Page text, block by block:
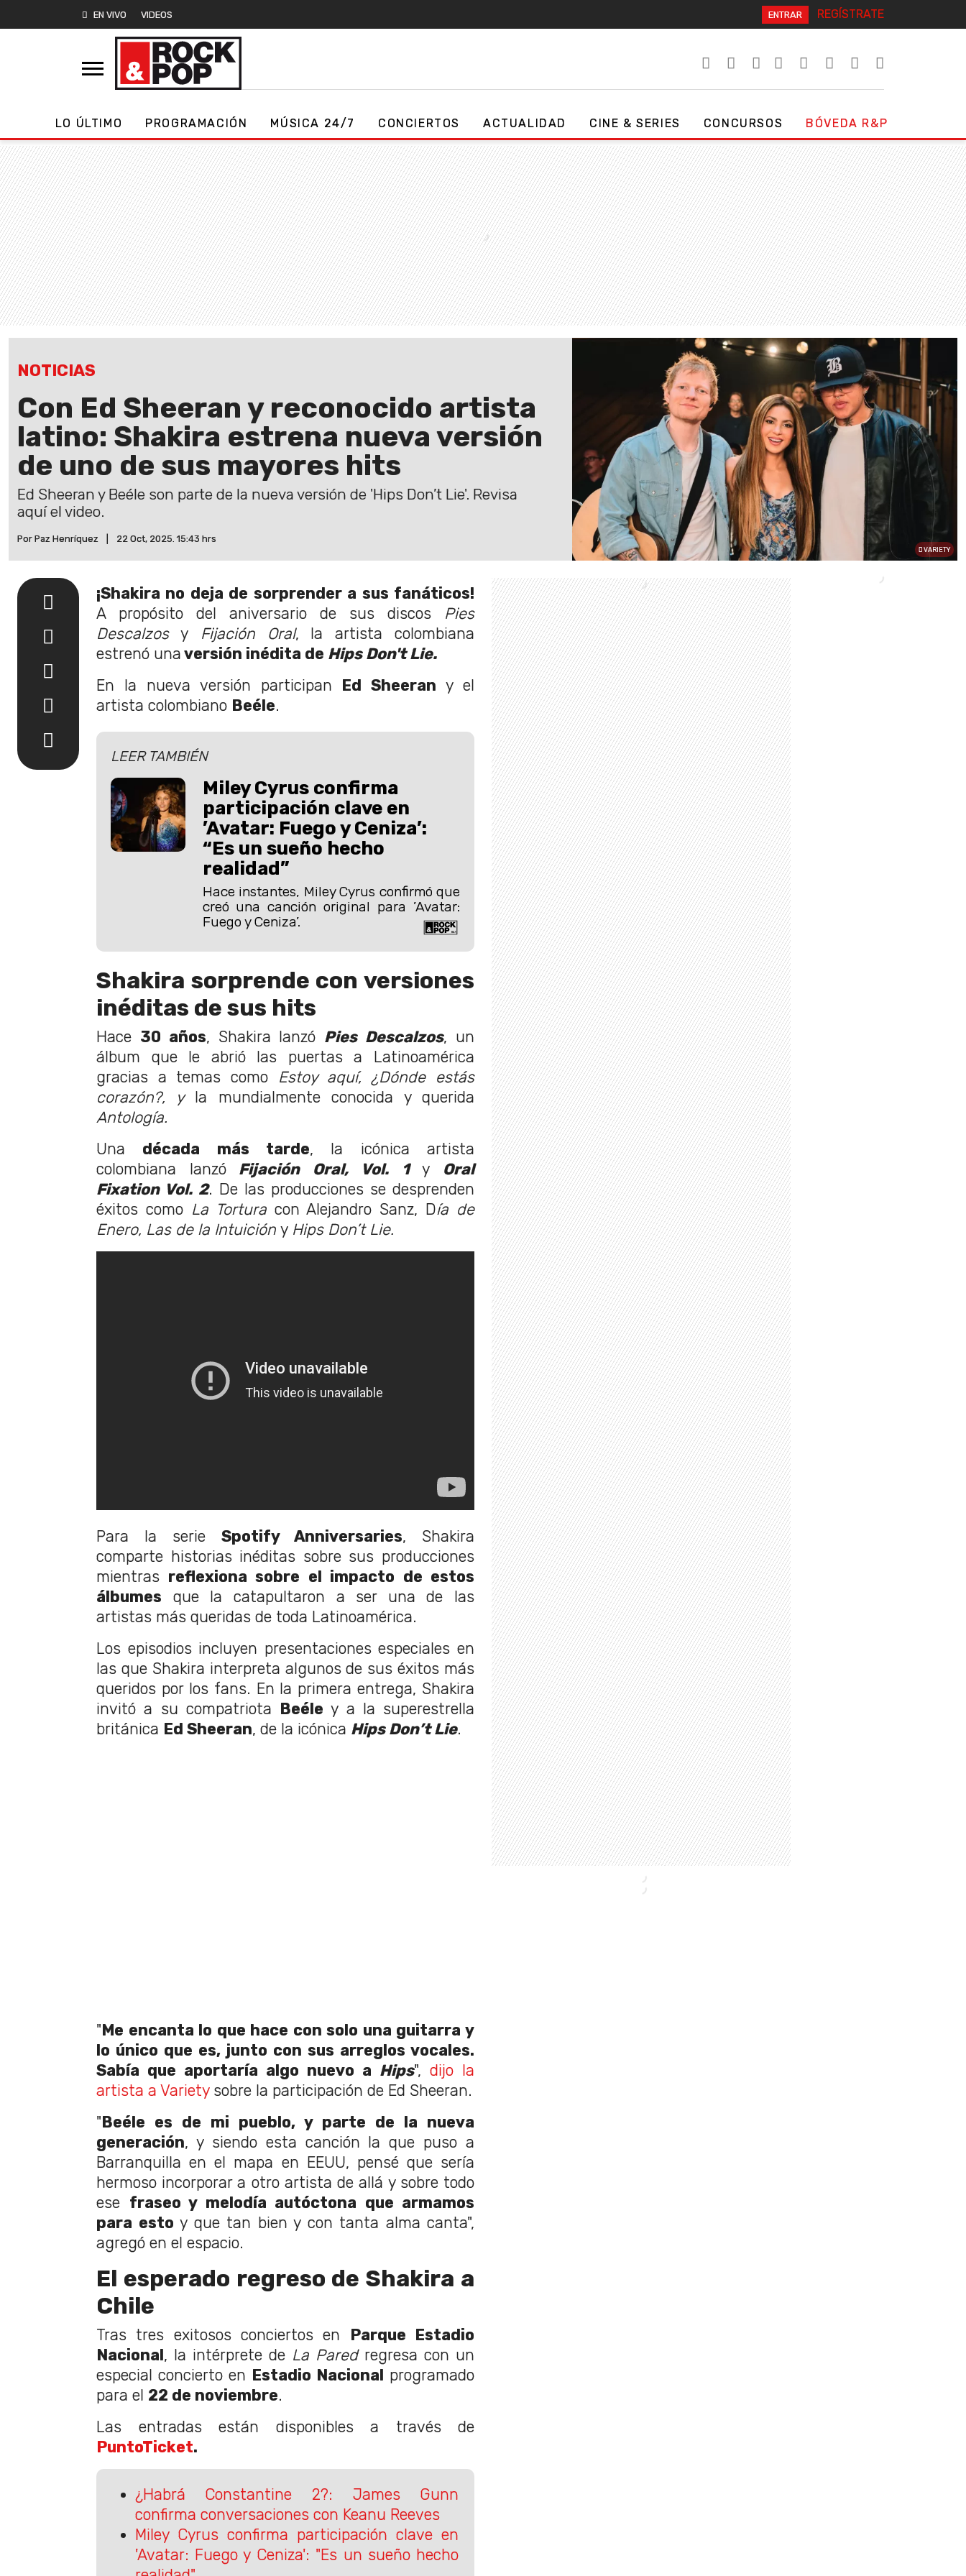
EN VIVO VIDEOS ENTRAR REGÍSTRATE
LO ÚLTIMO PROGRAMACIÓN MÚSICA 24/7 CONCIERTOS ACTUALIDAD CINE & SERIES CONCURSOS BÓVEDA R&P
NOTICIAS
Con Ed Sheeran y reconocido artista
latino: Shakira estrena nueva versión
de uno de sus mayores hits
Ed Sheeran y Beéle son parte de la nueva versión de 'Hips Don’t Lie'. Revisa
aquí el video.
Por Paz Henríquez 22 Oct, 2025. 15:43 hrs
VARIETY
¡Shakira no deja de sorprender a sus fanáticos!
A propósito del aniversario de sus discos Pies
DescalzosyFijación Oral, la artista colombiana
estrenó una versión inédita de Hips Don't Lie.
En la nueva versión participan Ed Sheeran y el
artista colombiano Beéle.
LEER TAMBIÉN
Miley Cyrus confirma
participación clave en
’Avatar: Fuego y Ceniza’:
“Es un sueño hecho
realidad”
Hace instantes, Miley Cyrus confirmó que
creó una canción original para ’Avatar:
Fuego y Ceniza’.
Shakira sorprende con versiones
inéditas de sus hits
Hace 30 años, Shakira lanzó Pies Descalzos, un
álbum que le abrió las puertas a Latinoamérica
gracias a temas como Estoy aquí, ¿Dónde estás
corazón?, yla mundialmente conocida y querida
Antología.
Una década más tarde, la icónica artista
colombiana lanzóFijación Oral, Vol. 1 y Oral
Fixation Vol. 2. De las producciones se desprenden
éxitos como La Torturacon Alejandro Sanz, Día de
Enero, Las de la Intuición y Hips Don’t Lie.
Para la serie Spotify Anniversaries, Shakira
comparte historias inéditas sobre sus producciones
mientras reflexiona sobre el impacto de estos
álbumes que la catapultaron a ser una de las
artistas más queridas de toda Latinoamérica.
Los episodios incluyen presentaciones especiales en
las que Shakira interpreta algunos de sus éxitos más
queridos por los fans. En la primera entrega, Shakira
invitó a su compatriota Beéle y a la superestrella
británica Ed Sheeran, de la icónica Hips Don’t Lie.
"Me encanta lo que hace con solo una guitarra y
lo único que es, junto con sus arreglos vocales.
Sabía que aportaría algo nuevo a Hips", dijo la
artista a Varietysobre la participación de Ed Sheeran.
"Beéle es de mi pueblo, y parte de la nueva
generación, y siendo esta canción la que puso a
Barranquilla en el mapa en EEUU, pensé que sería
hermoso incorporar a otro artista de allá y sobre todo
ese fraseo y melodía autóctona que armamos
para esto y que tan bien y con tanta alma canta",
agregó en el espacio.
El esperado regreso de Shakira a
Chile
Tras tres exitosos conciertos en Parque Estadio
Nacional, la intérprete de La Paredregresa con un
especial concierto en Estadio Nacional programado
para el 22 de noviembre.
Las entradas están disponibles a través de
PuntoTicket.
¿Habrá Constantine 2?: James Gunn
confirma conversaciones con Keanu Reeves
Miley Cyrus confirma participación clave en
'Avatar: Fuego y Ceniza': "Es un sueño hecho